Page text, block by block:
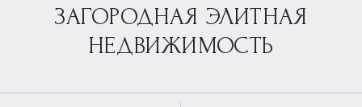
ЗАГОРОДНАЯ ЭЛИТНАЯ
НЕДВИЖИМОСТЬ